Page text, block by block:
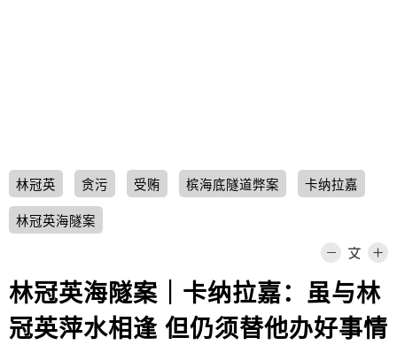
林冠英 贪污 受贿 槟海底隧道弊案 卡纳拉嘉
林冠英海隧案
林冠英海隧案｜卡纳拉嘉：虽与林
冠英萍水相逢 但仍须替他办好事情